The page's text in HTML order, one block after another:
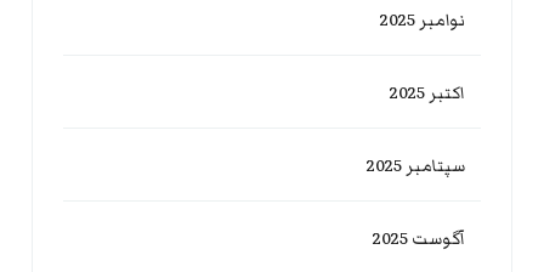
نوامبر 2025
اکتبر 2025
سپتامبر 2025
آگوست 2025